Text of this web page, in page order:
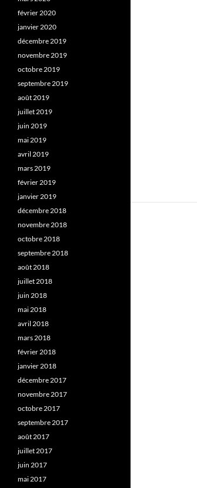
février 2020
janvier 2020
décembre 2019
novembre 2019
octobre 2019
septembre 2019
août 2019
juillet 2019
juin 2019
mai 2019
avril 2019
mars 2019
février 2019
janvier 2019
décembre 2018
novembre 2018
octobre 2018
septembre 2018
août 2018
juillet 2018
juin 2018
mai 2018
avril 2018
mars 2018
février 2018
janvier 2018
décembre 2017
novembre 2017
octobre 2017
septembre 2017
août 2017
juillet 2017
juin 2017
mai 2017